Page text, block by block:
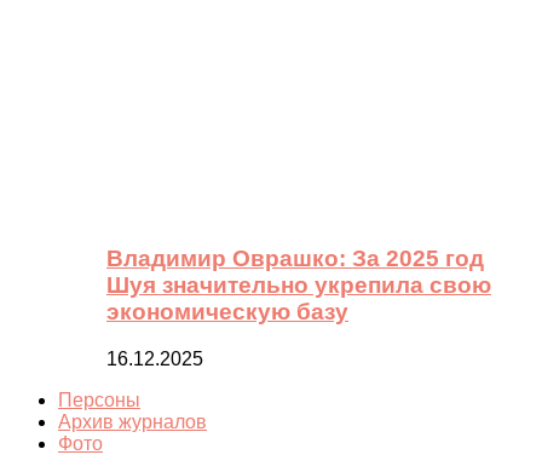
Владимир Оврашко: За 2025 год
Шуя значительно укрепила свою
экономическую базу
16.12.2025
Персоны
Архив журналов
Фото